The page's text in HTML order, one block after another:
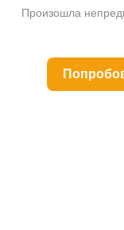
Произошла